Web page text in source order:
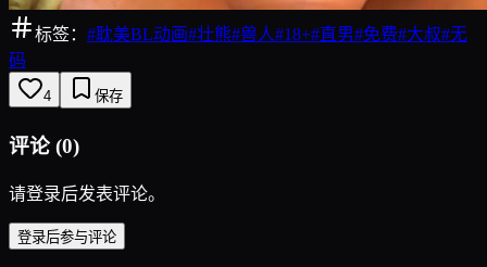
标签： #耽美BL动画#壮熊#兽人#18+#直男#免费#大叔#无
码
4 保存
评论 (0)
请登录后发表评论。
登录后参与评论